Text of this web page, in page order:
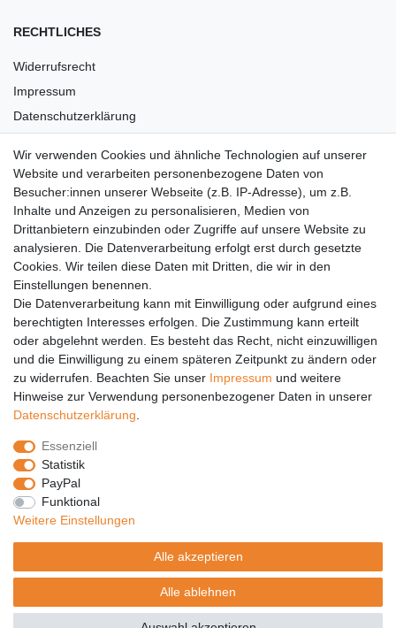
RECHTLICHES
Widerrufsrecht
Impressum
Datenschutzerklärung
Barrierefreiheit
Anleitungen
Vertrag widerrufen
PARTNER
DHL
GLS
PaketPLUS
SPONSORING
Malchower SV 90
Malchower Wölfe
ZERTIFIKATE
Händlerbund
Trusted Shops
Wir verwenden Cookies und ähnliche Technologien auf unserer
Website und verarbeiten personenbezogene Daten von
Besucher:innen unserer Webseite (z.B. IP-Adresse), um z.B.
Inhalte und Anzeigen zu personalisieren, Medien von
Drittanbietern einzubinden oder Zugriffe auf unsere Website zu
analysieren. Die Datenverarbeitung erfolgt erst durch gesetzte
Cookies. Wir teilen diese Daten mit Dritten, die wir in den
Einstellungen benennen.
Die Datenverarbeitung kann mit Einwilligung oder aufgrund eines
berechtigten Interesses erfolgen. Die Zustimmung kann erteilt
oder abgelehnt werden. Es besteht das Recht, nicht einzuwilligen
und die Einwilligung zu einem späteren Zeitpunkt zu ändern oder
zu widerrufen. Beachten Sie unser Impressum und weitere
Hinweise zur Verwendung personenbezogener Daten in unserer
Daten­schutz­erklärung
Essenziell
Statistik
PayPal
Funktional
Weitere Einstellungen
Alle akzeptieren
Alle ablehnen